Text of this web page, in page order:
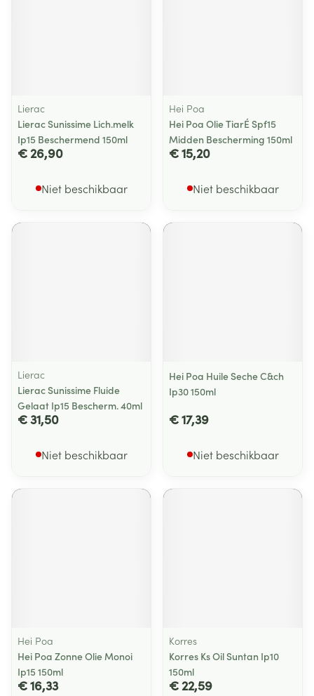
Lierac
Lierac Sunissime Lich.melk
Ip15 Beschermend 150ml
€ 26,90
Niet beschikbaar
Hei Poa
Hei Poa Olie TiarÉ Spf15
Midden Bescherming 150ml
€ 15,20
Niet beschikbaar
Lierac
Lierac Sunissime Fluide
Gelaat Ip15 Bescherm. 40ml
€ 31,50
Niet beschikbaar
Hei Poa Huile Seche C&ch
Ip30 150ml
€ 17,39
Niet beschikbaar
Hei Poa
Hei Poa Zonne Olie Monoi
Ip15 150ml
€ 16,33
Korres
Korres Ks Oil Suntan Ip10
150ml
€ 22,59